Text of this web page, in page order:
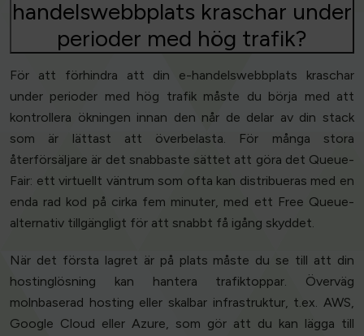
handelswebbplats kraschar under
perioder med hög trafik?
För att förhindra att din e-handelswebbplats kraschar
under perioder med hög trafik måste du börja med att
kontrollera ökningen innan den når de delar av din stack
som är lättast att överbelasta. För många stora
återförsäljare är det snabbaste sättet att göra det Queue-
Fair: ett virtuellt väntrum som ofta kan distribueras med en
enda rad kod på cirka fem minuter, med ett Free Queue-
alternativ tillgängligt för att snabbt få igång skyddet.
När det första lagret är på plats måste du se till att din
hostinglösning kan hantera trafiktoppar. Överväg
molnbaserad hosting eller skalbar infrastruktur, t.ex. AWS,
Google Cloud eller Azure, som gör att du kan lägga till